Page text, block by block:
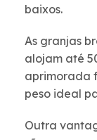
baixos.
As granjas
alojam até
aprimorada
peso ideal
Outra